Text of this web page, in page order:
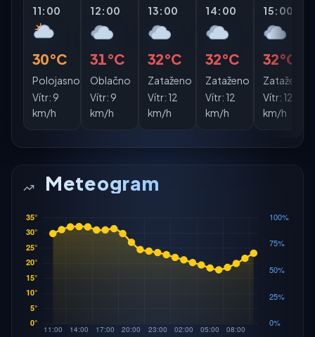
11:00
30°C
Polojasno
Vítr: 9
km/h
12:00
31°C
Oblačno
Vítr: 9
km/h
13:00
32°C
Zataženo
Vítr: 12
km/h
14:00
32°C
Zataženo
Vítr: 12
km/h
15:00
32°C
Zataženo
Vítr: 12
km/h
Meteogram